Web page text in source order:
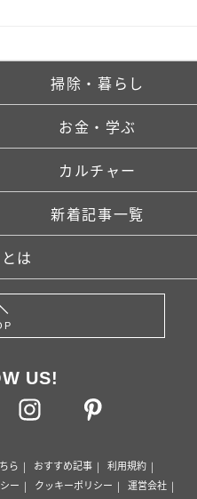
掃除・暮らし
お金・学ぶ
カルチャー
新着記事一覧
は
US!
ら おすすめ記事
利用規約
ー クッキーポリシー
運営会社